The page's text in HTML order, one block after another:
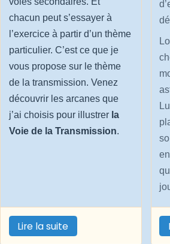
chacun peut s’essayer à
l’exercice à partir d’un thème
particulier. C’est ce que je
vous propose sur le thème
de la transmission. Venez
découvrir les arcanes que
j’ai choisis pour illustrer la
Voie de la Transmission.
Lire la suite